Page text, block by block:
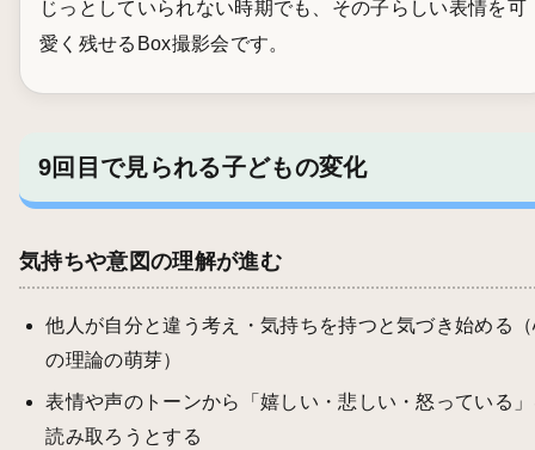
じっとしていられない時期でも、その子らしい表情を可
愛く残せるBox撮影会です。
9回目で見られる子どもの変化
気持ちや意図の理解が進む
他人が自分と違う考え・気持ちを持つと気づき始める
の理論の萌芽）
表情や声のトーンから「嬉しい・悲しい・怒っている
読み取ろうとする